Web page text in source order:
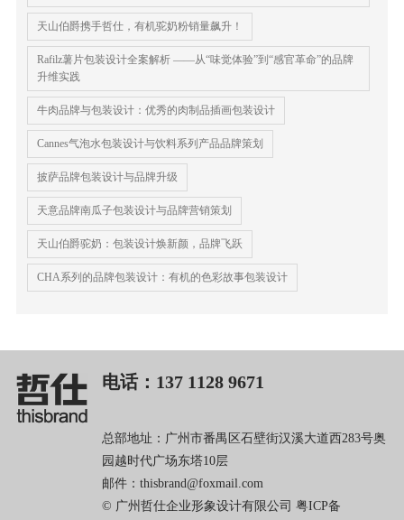
天山伯爵携手哲仕，有机驼奶粉销量飙升！
Rafilz薯片包装设计全案解析 ——从“味觉体验”到“感官革命”的品牌
升维实践
牛肉品牌与包装设计：优秀的肉制品插画包装设计
Cannes气泡水包装设计与饮料系列产品品牌策划
披萨品牌包装设计与品牌升级
天意品牌南瓜子包装设计与品牌营销策划
天山伯爵驼奶：包装设计焕新颜，品牌飞跃
CHA系列的品牌包装设计：有机的色彩故事包装设计
电话：137 1128 9671
总部地址：广州市番禺区石壁街汉溪大道西283号奥
园越时代广场东塔10层
邮件：thisbrand@foxmail.com
© 广州哲仕企业形象设计有限公司 粤ICP备